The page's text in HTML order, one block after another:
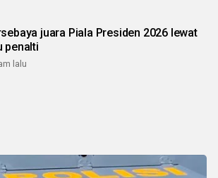
juara Piala Presiden 2026 lewat
penalti
lalu